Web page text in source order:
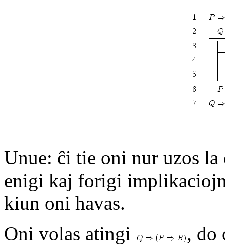
Unue: ĉi tie oni nur uzos
enigi kaj forigi
kiun oni havas.
Oni volas atingi
, do